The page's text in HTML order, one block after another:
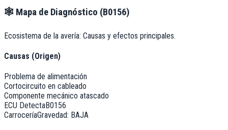
🕸️ Mapa de Diagnóstico (B0156)
Ecosistema de la avería: Causas y efectos principales.
Causas (Origen)
Problema de alimentación
Cortocircuito en cableado
Componente mecánico atascado
ECU DetectaB0156
CarroceríaGravedad: BAJA